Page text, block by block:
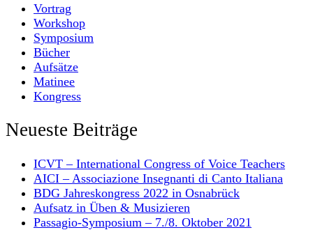
Vortrag
Workshop
Symposium
Bücher
Aufsätze
Matinee
Kongress
Neueste Beiträge
ICVT – International Congress of Voice Teachers
AICI – Associazione Insegnanti di Canto Italiana
BDG Jahreskongress 2022 in Osnabrück
Aufsatz in Üben & Musizieren
Passagio-Symposium – 7./8. Oktober 2021